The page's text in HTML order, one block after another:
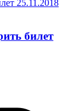
билет